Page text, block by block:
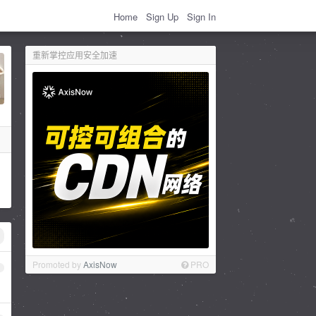
Home Sign Up Sign In
重新掌控应用安全加速
Promoted byAxisNow PRO